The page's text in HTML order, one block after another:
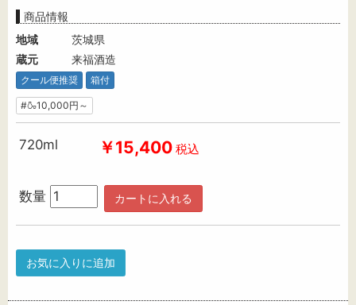
商品情報
地域
茨城県
蔵元
来福酒造
クール便推奨 箱付
#🍶10,000円～
720ml ￥15,400 税込
数量 カートに入れる
お気に入りに追加